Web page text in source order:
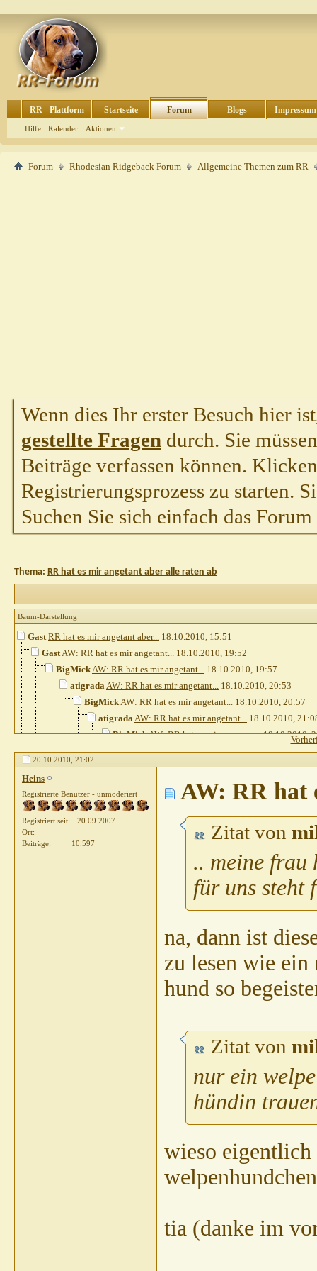
RR - Plattform Startseite Forum
Hilfe Kalender Aktionen
Blogs Impressum
Forum Rhodesian Ridgeback Forum Allgemeine Themen zum RR
Wenn dies Ihr erster Besuch hier
gestellte Fragen durch. Sie
Beiträge verfassen können.
Registrierungsprozess zu starten.
Suchen Sie sich einfach das
Thema: RR hat es mir angetant aber alle raten ab
Baum-Darstellung
Gast RR hat es mir angetant aber... 18.10.2010, 15:51
GastAW: RR hat es mir angetant... 18.10.2010, 19:52
BigMickAW: RR hat es mir angetant... 18.10.2010, 19:57
atigradaAW: RR hat es mir angetant... 18.10.2010, 20:53
BigMickAW: RR hat es mir angetant... 18.10.2010, 20:57
atigradaAW: RR hat es mir angetant... 18.10.2010,
BigMickAW: RR hat es mir angetant...18.10.2010,
phoenixxAW: RR hat es mir angetant...
HeinsAW: RR hat es mir angetant...
pete23021972 AW: RR hat es mir
Gast AW: RR hat es mir angetant...
pete23021972AW: RR hat es mir
Divus07 AW: RR hat es mir
Divus07AW: RR hat es
Heins
AW: RR hat es mir
Lausefix AW: RR hat es mir
phoenixxAW: RR hat es
AW: RR hat es
GastAW: RR hat
spechti
AW: RR
shirotora
Gast
Gast
Thomas
20.10.2010, 21:02
Heins
Registrierte Benutzer - unmoderiert
Registriert seit
20.09.2007
Ort
-
Beiträge
10.597
AW: RR hat
Zitat von
.. meine frau
für uns steht
na, dann ist
zu lesen wie ein
hund so
Zitat von
nur ein
hündin
wieso
tia (danke im